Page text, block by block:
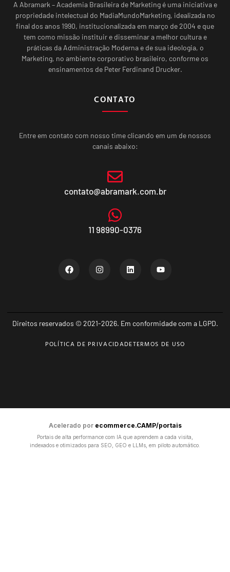
A Abramark – Academia Brasileira de Marketing é uma iniciativa e
propriedade intelectual do MadiaMundoMarketing, idealizada no
final dos anos 1990, institucionalizada em março de 2004 e que
tem como missão instituir e disseminar a melhor cultura e
práticas da Administração Moderna e de sua ideologia, o
Marketing, no ambiente corporativo brasileiro, conforme os
ensinamentos de Peter Ferdinand Drucker.
CONTATO
Entre em contato com nosso time clicando em um de nossos
canais abaixo:
contato@abramark.com.br
11 98990-0376
Direitos reservados © 2021-2026. Em conformidade com a LGPD.
POLÍTICA DE PRIVACIDADETERMOS DE USO
Acelerado por ecommerce.CAMP/portais
Portais de alta performance com IA que aprendem a cada visita,
indexados e otimizados para SEO, GEO e LLMs, em piloto automático.